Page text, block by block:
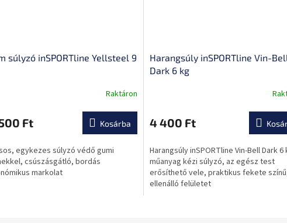
súlyzó inSPORTline Yellsteel 9
Raktáron
Ft Kosárba
egykezes súlyzó védő gumi
csúszásgátló, bordás
markolat
Harangsúly inSPORTline Vin-
Dark 6 kg
4 400 Ft
Harangsúly inSPORTline Vin-Bell Dark 6
műanyag kézi súlyzó, az egész test
erősíthető vele, praktikus fekete
ellenálló felületet